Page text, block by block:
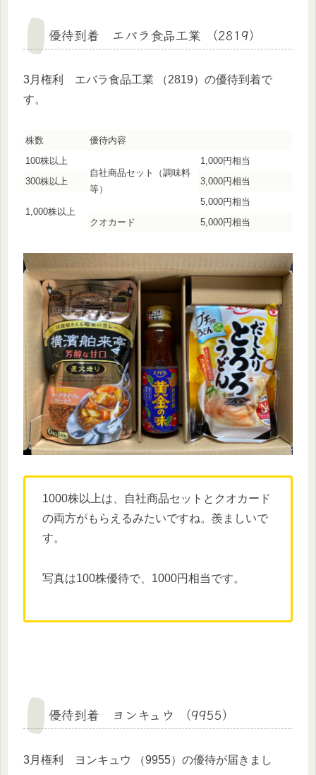
優待到着 エバラ食品工業 （2819）
3月権利 エバラ食品工業 （2819）の優待到着で
す。
株数
優待内容
100株以上
自社商品セット（調味料
等）
1,000円相当
300株以上
3,000円相当
1,000株以上
5,000円相当
クオカード
5,000円相当
1000株以上は、自社商品セットとクオカード
の両方がもらえるみたいですね。羨ましいで
す。
写真は100株優待で、1000円相当です。
優待到着 ヨンキュウ （9955）
3月権利 ヨンキュウ （9955）の優待が届きまし